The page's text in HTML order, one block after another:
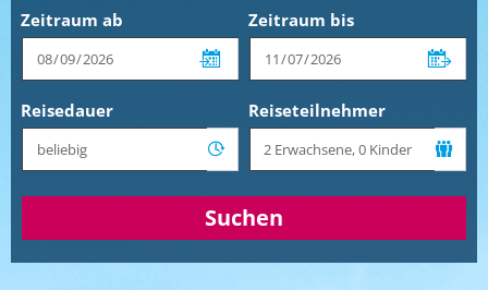
Zeitraum ab Zeitraum bis
Reisedauer Reiseteilnehmer
Suchen